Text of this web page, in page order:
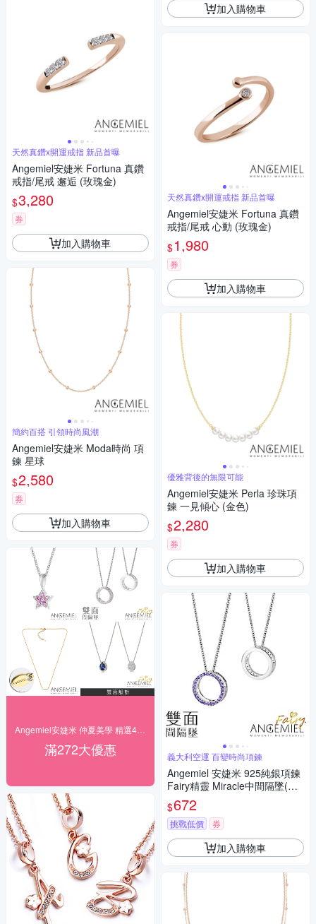
天然真鑽x開運戒指 新品首曝
Angemiel安婕米 Fortuna 真鑽
戒指/尾戒 邂逅 (玫瑰金)
$3,280
券
加入購物車
簡約百搭 引領時尚風潮
Angemiel安婕米 Moda時尚 項
鍊 星球
$2,580
券
加入購物車
滿272大優惠
加入購物車
天然真鑽x開運戒指 新品首曝
Angemiel安婕米 Fortuna 真鑽
戒指/尾戒 心動 (玫瑰金)
$1,980
券
加入購物車
優雅背後的無限可能
Angemiel安婕米 Perla 珍珠項
鍊 一見傾心 (金色)
$2,280
券
加入購物車
義大利空運 百變時尚項鍊
Angemiel 安婕米 925純銀項鍊
Fairy精靈 Miracle中間隔墜(紫
鑽.銀)
$672
挑戰低價 券
加入購物車